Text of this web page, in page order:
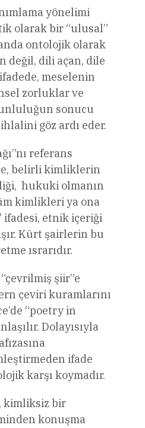
yönelimi
olarak bir “ulusal”
ontolojik olarak
değil, dili açan, dile
meselenin
zorluklar ve
sonucu
göz ardı eder.
referans
belirli kimliklerin
hukuki olmanın
kimlikleri ya ona
ifadesi, etnik içeriği
Kürt şairlerin bu
ısrarıdır.
şiir”e
çeviri kuramlarını
“poetry in
Dolayısıyla
ifade
karşı koymadır.
kimliksiz bir
konuşma